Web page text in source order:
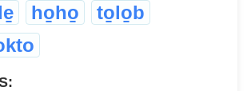
ho̱ho̱ to̱lo̱b